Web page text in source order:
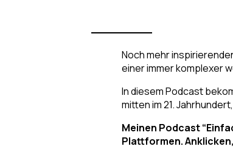
Noch mehr
einer immer komplexer
In diesem Podcast
mitten im 21.
Meinen Podcast
Plattformen.